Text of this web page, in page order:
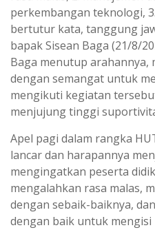
perkembangan teknologi,
bertutur kata, tanggung
bapak Sisean Baga (21/8/
Baga menutup arahannya,
dengan semangat untuk
mengikuti kegiatan
menjujung tinggi
Apel pagi dalam rangka
lancar dan harapannya
mengingatkan peserta
mengalahkan rasa malas,
dengan sebaik-baiknya,
dengan baik untuk mengisi